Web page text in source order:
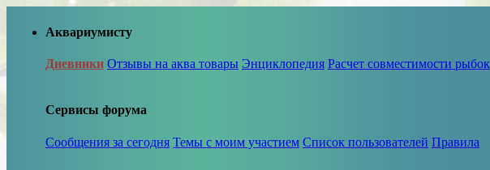
Аквариумисту
Дневники Отзывы на аква товары Энциклопедия Расчет совместимости рыбок
Сервисы форума
Сообщения за сегодня Темы с моим участием Список пользователей Правила